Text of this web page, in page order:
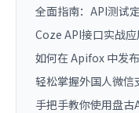
全面指南：API测试
Coze API接口实战应
如何在 Apifox 中发
轻松掌握外国人微信
手把手教你使用盘古